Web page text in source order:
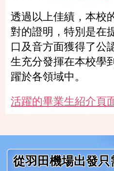
透過以上佳績，本校
對的證明，特別是在
口及音方面獲得了公
生充分發揮在本校學
躍於各領域中。
活躍的畢業生紹介頁
從羽田機場出發